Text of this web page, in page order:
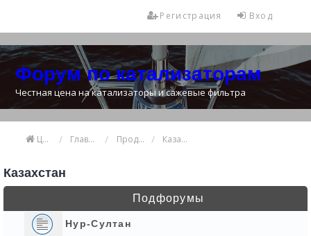
Вход
Регистрация
Форум по катализаторам
Честная цена на катализаторы и сажевые фильтра
Цена катализатора Главная Продажа и покупка катализаторов Казахстан
Казахстан
Подфорумы
Нур-Султан